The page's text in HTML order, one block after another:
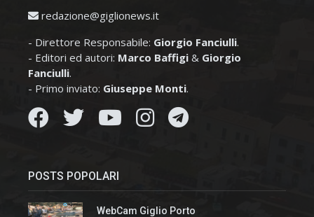
redazione@giglionews.it
- Direttore Responsabile: Giorgio Fanciulli.
- Editori ed autori: Marco Baffigi & Giorgio
Fanciulli.
- Primo inviato: Giuseppe Monti.
POSTS POPOLARI
WebCam Giglio Porto